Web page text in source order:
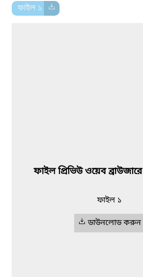
ফাইল ১
ফাইল প্রিভিউ ওয়েব
ফাইল ১
ডাউনলোড করুন